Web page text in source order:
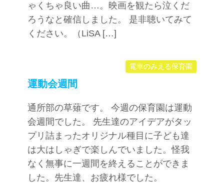
ゃくちゃ良い曲…。映画を観たら泣くだ
ろうなと確信しました。 是非聴いてみて
ください。（LiSA […]
電車のみえる保育園
運動会週間
通所部の草薙です。 今週の保育園は運動
会週間でした。 先生達のアイデアがタッ
プリ詰まったオリジナル種目に子ども達
は大はしゃぎで楽しんでいました。怪我
なく無事に一週間を終えることができま
した。先生達、お疲れ様でした。